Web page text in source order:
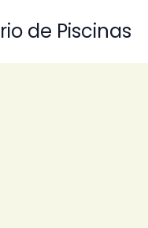
de Piscinas